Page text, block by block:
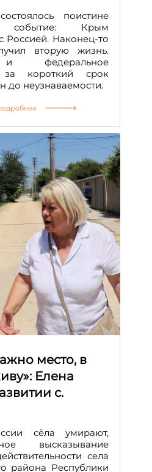
поистине
событие: Крым
Россией. Наконец-то
вторую жизнь.
федеральное
за короткий срок
до неузнаваемости.
место, в
Елена
с.
сёла умирают,
высказывание
села
района Республики